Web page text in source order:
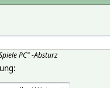
PC" -Absturz